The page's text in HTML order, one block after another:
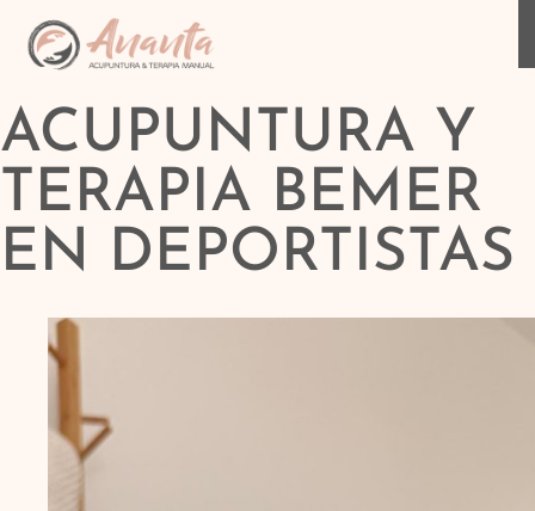
ACUPUNTURA Y
TERAPIA BEMER
EN DEPORTISTAS